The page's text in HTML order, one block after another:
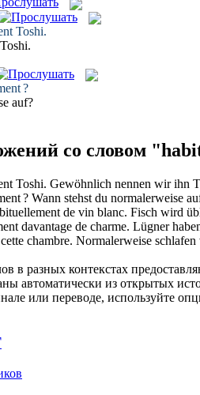
Toshi.
?
auf?
со словом
Toshi. Gewöhnlich nennen wir ihn
? Wann stehst du normalerweise
de vin blanc. Fisch wird
davantage de charme. Lügner
chambre. Normalerweise schlafen
в разных контекстах
автоматически из открытых
или переводе, используйте